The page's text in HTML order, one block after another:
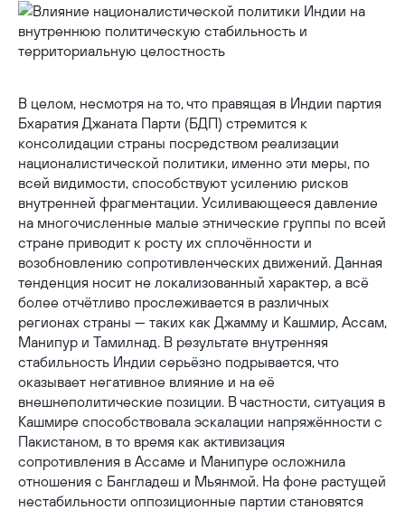
В целом, несмотря на то, что правящая в Индии партия
Бхаратия Джаната Парти (БДП) стремится к
консолидации страны посредством реализации
националистической политики, именно эти меры, по
всей видимости, способствуют усилению рисков
внутренней фрагментации. Усиливающееся давление
на многочисленные малые этнические группы по всей
стране приводит к росту их сплочённости и
возобновлению сопротивленческих движений. Данная
тенденция носит не локализованный характер, а всё
более отчётливо прослеживается в различных
регионах страны — таких как Джамму и Кашмир, Ассам,
Манипур и Тамилнад. В результате внутренняя
стабильность Индии серьёзно подрывается, что
оказывает негативное влияние и на её
внешнеполитические позиции. В частности, ситуация в
Кашмире способствовала эскалации напряжённости с
Пакистаном, в то время как активизация
сопротивления в Ассаме и Манипуре осложнила
отношения с Бангладеш и Мьянмой. На фоне растущей
нестабильности оппозиционные партии становятся